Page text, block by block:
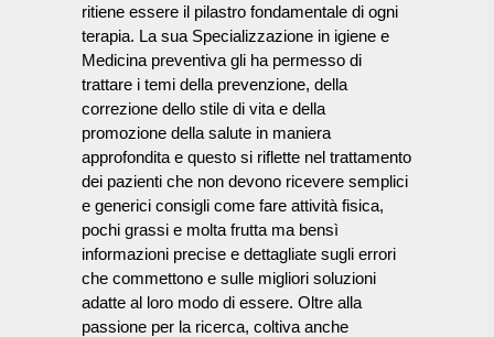
ritiene essere il pilastro fondamentale di ogni
terapia. La sua Specializzazione in igiene e
Medicina preventiva gli ha permesso di
trattare i temi della prevenzione, della
correzione dello stile di vita e della
promozione della salute in maniera
approfondita e questo si riflette nel trattamento
dei pazienti che non devono ricevere semplici
e generici consigli come fare attività fisica,
pochi grassi e molta frutta ma bensì
informazioni precise e dettagliate sugli errori
che commettono e sulle migliori soluzioni
adatte al loro modo di essere. Oltre alla
passione per la ricerca, coltiva anche